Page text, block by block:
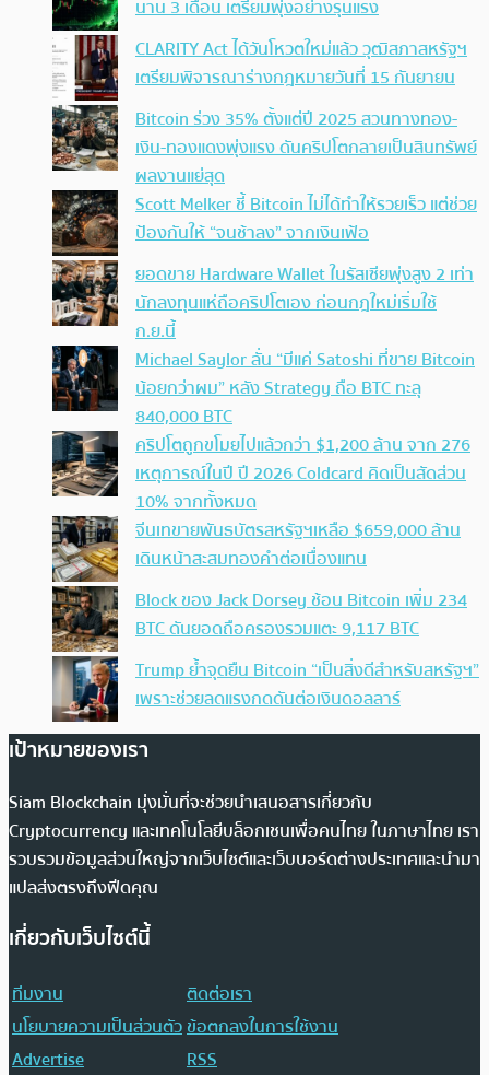
นาน 3 เดือน เตรียมพุ่งอย่างรุนแรง
CLARITY Act ได้วันโหวตใหม่แล้ว วุฒิสภาสหรัฐฯ
เตรียมพิจารณาร่างกฎหมายวันที่ 15 กันยายน
Bitcoin ร่วง 35% ตั้งแต่ปี 2025 สวนทางทอง-
เงิน-ทองแดงพุ่งแรง ดันคริปโตกลายเป็นสินทรัพย์
ผลงานแย่สุด
Scott Melker ชี้ Bitcoin ไม่ได้ทำให้รวยเร็ว แต่ช่วย
ป้องกันให้ “จนช้าลง” จากเงินเฟ้อ
ยอดขาย Hardware Wallet ในรัสเซียพุ่งสูง 2 เท่า
นักลงทุนแห่ถือคริปโตเอง ก่อนกฎใหม่เริ่มใช้
ก.ย.นี้
Michael Saylor ลั่น “มีแค่ Satoshi ที่ขาย Bitcoin
น้อยกว่าผม” หลัง Strategy ถือ BTC ทะลุ
840,000 BTC
คริปโตถูกขโมยไปแล้วกว่า $1,200 ล้าน จาก 276
เหตุการณ์ในปี ปี 2026 Coldcard คิดเป็นสัดส่วน
10% จากทั้งหมด
จีนเทขายพันธบัตรสหรัฐฯเหลือ $659,000 ล้าน
เดินหน้าสะสมทองคำต่อเนื่องแทน
Block ของ Jack Dorsey ช้อน Bitcoin เพิ่ม 234
BTC ดันยอดถือครองรวมแตะ 9,117 BTC
Trump ย้ำจุดยืน Bitcoin “เป็นสิ่งดีสำหรับสหรัฐฯ”
เพราะช่วยลดแรงกดดันต่อเงินดอลลาร์
เป้าหมายของเรา
Siam Blockchain มุ่งมั่นที่จะช่วยนำเสนอสารเกี่ยวกับ
Cryptocurrency และเทคโนโลยีบล็อกเชนเพื่อคนไทย ในภาษาไทย เรา
รวบรวมข้อมูลส่วนใหญ่จากเว็บไซต์และเว็บบอร์ดต่างประเทศและนำมา
แปลส่งตรงถึงฟีดคุณ
เกี่ยวกับเว็บไซต์นี้
ทีมงาน
ติดต่อเรา
นโยบายความเป็นส่วนตัวข้อตกลงในการใช้งาน
Advertise
RSS